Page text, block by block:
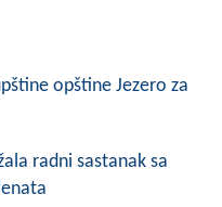
opštine Jezero za
radni sastanak sa